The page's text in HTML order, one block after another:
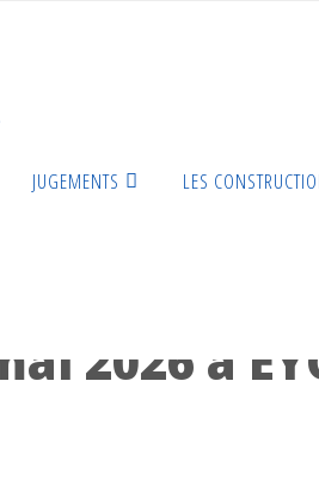
JUGEMENTS LES
(13)
2026 à